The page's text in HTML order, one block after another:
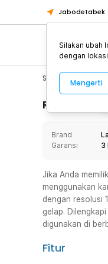
Jabodetabek
Smartphone &
Rincian
Brand
Garansi
3
Jika Anda
menggunakan
dengan resolusi
gelap.
digunakan di
Fitur
Silakan ubah
dengan
Mengerti